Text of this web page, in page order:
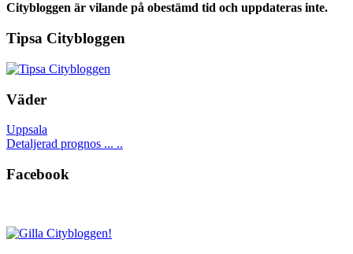
Citybloggen är vilande på obestämd tid och uppdateras inte.
Tipsa Citybloggen
Väder
Uppsala
Detaljerad prognos ... ..
Facebook